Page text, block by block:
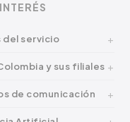
del servicio
y sus filiales
de comunicación